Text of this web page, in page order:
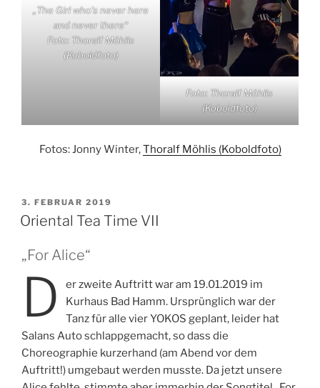
„The Girl who’s never here
and never there“
Foto: Thoralf Möhlis
(Koboldfoto)
Foto: Thoralf Möhlis
(Koboldfoto)
Fotos: Jonny Winter,Thoralf Möhlis (Koboldfoto)
VERÖFFENTLICHT
AM
3. FEBRUAR 2019
Oriental Tea Time VII
„For Alice“
D
er zweite Auftritt war am 19.01.2019 im
Kurhaus Bad Hamm. Ursprünglich war der
Tanz für alle vier YOKOS geplant, leider hat
Salans Auto schlappgemacht, so dass die
Choreographie kurzerhand (am Abend vor dem
Auftritt!) umgebaut werden musste. Da jetzt unsere